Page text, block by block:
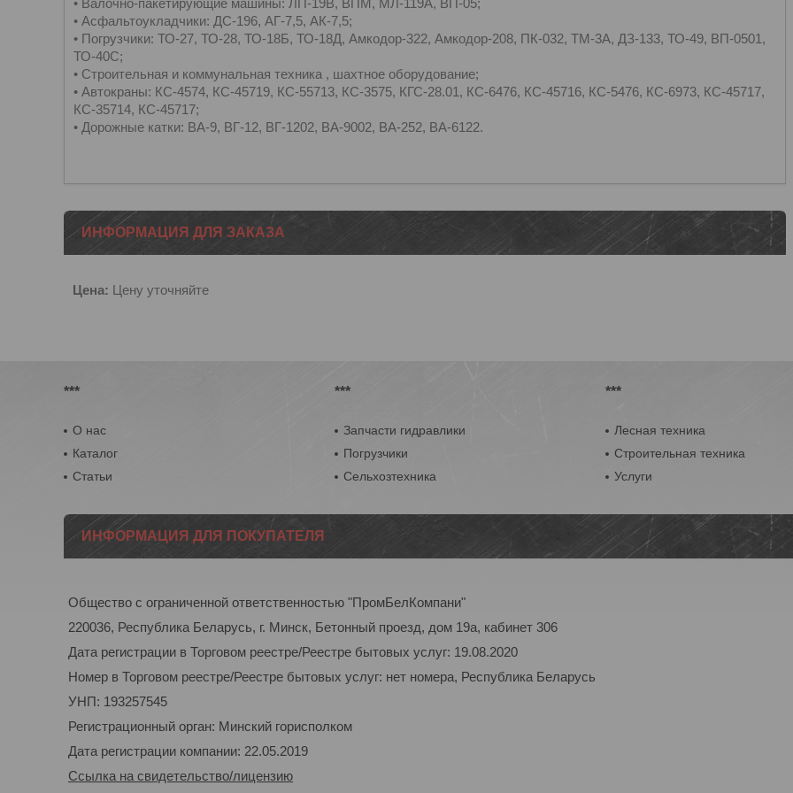
• Валочно-пакетирующие машины: ЛП-19В, ВПМ, МЛ-119А, ВП-05;
• Асфальтоукладчики: ДС-196, АГ-7,5, АК-7,5;
• Погрузчики: ТО-27, ТО-28, ТО-18Б, ТО-18Д, Амкодор-322, Амкодор-208, ПК-032, ТМ-3А, ДЗ-133, ТО-49, ВП-0501,
ТО-40С;
• Строительная и коммунальная техника , шахтное оборудование;
• Автокраны: КС-4574, КС-45719, КС-55713, КС-3575, КГС-28.01, КС-6476, КС-45716, КС-5476, КС-6973, КС-45717,
КС-35714, КС-45717;
• Дорожные катки: ВА-9, ВГ-12, ВГ-1202, ВА-9002, ВА-252, ВА-6122.
ИНФОРМАЦИЯ ДЛЯ ЗАКАЗА
Цена: Цену уточняйте
***
О нас
Каталог
Статьи
***
Запчасти гидравлики
Погрузчики
Сельхозтехника
***
Лесная техника
Строительная техника
Услуги
ИНФОРМАЦИЯ ДЛЯ ПОКУПАТЕЛЯ
Общество с ограниченной ответственностью "ПромБелКомпани"
220036, Республика Беларусь, г. Минск, Бетонный проезд, дом 19а, кабинет 306
Дата регистрации в Торговом реестре/Реестре бытовых услуг: 19.08.2020
Номер в Торговом реестре/Реестре бытовых услуг: нет номера, Республика Беларусь
УНП: 193257545
Регистрационный орган: Минский горисполком
Дата регистрации компании: 22.05.2019
Ссылка на свидетельство/лицензию